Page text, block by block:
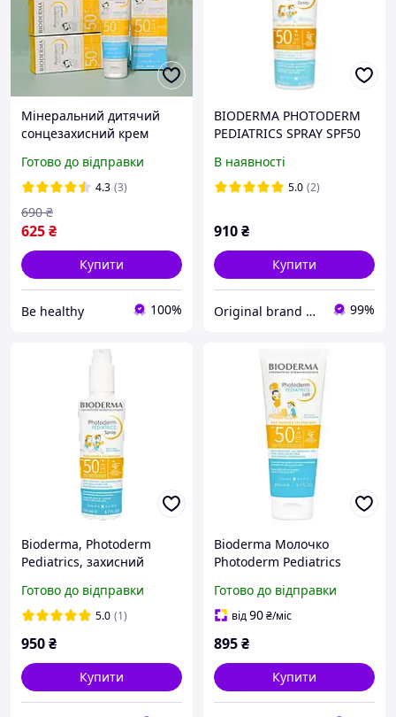
Мінеральний дитячий
сонцезахисний крем
Pediatrics Mineral SPF50+,
50 г
Готово до відправки
4.3 (3)
625₴
690 ₴
Купити
Be healthy 100%
BIODERMA PHOTODERM
PEDIATRICS SPRAY SPF50
В наявності
5.0 (2)
910₴
Купити
Original brand boutique 99%
Bioderma, Photoderm
Pediatrics, захисний
від 1 року, 200 мл
Готово до відправки
5.0 (1)
950₴
Купити
Bioderma Молочко
Photoderm Pediatrics
Готово до відправки
від90₴/міс
895₴
Купити